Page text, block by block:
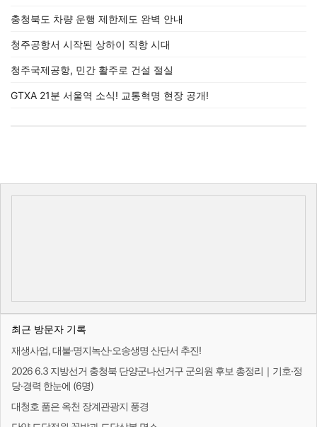
충청북도 차량 운행 제한제도 완벽 안내
청주공항서 시작된 상하이 직항 시대
청주국제공항, 민간 활주로 건설 절실
GTXA 21분 서울역 소식! 교통혁명 현장 공개!
최근 방문자 기록
재생사업, 대불·명지녹산·오송생명 산단서 추진!
2026 6.3 지방선거 충청북 단양군나선거구 군의원 후보 총정리｜기호·정
당·경력 한눈에 (6명)
대청호 품은 옥천 장계관광지 풍경